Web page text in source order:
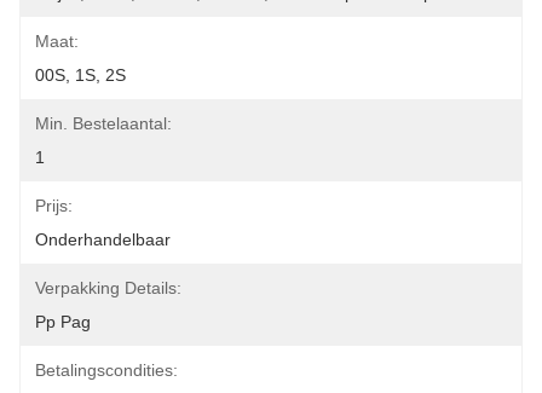
Maat:
00S, 1S, 2S
Min. Bestelaantal:
1
Prijs:
Onderhandelbaar
Verpakking Details:
Pp Pag
Betalingscondities: